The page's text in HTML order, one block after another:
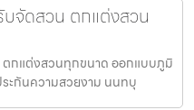
จัดสวน ตกแต่งสวน
กแต่งสวนทุกขนาด ออกแบบภูมิ
ะกันความสวยงาม นนทบุ